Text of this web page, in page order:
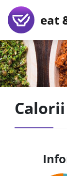
eat